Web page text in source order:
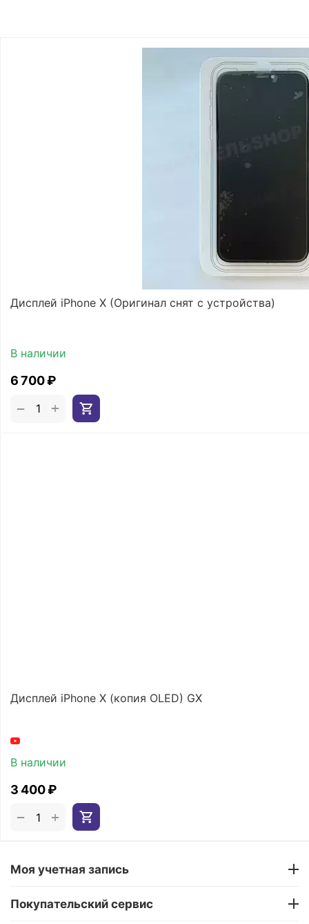
Дисплей iPhone X (Оригинал снят с устройства)
В наличии
6 700₽
+
−
Дисплей iPhone X (копия OLED) GX
В наличии
3 400₽
+
−
Моя учетная запись
Покупательский сервис